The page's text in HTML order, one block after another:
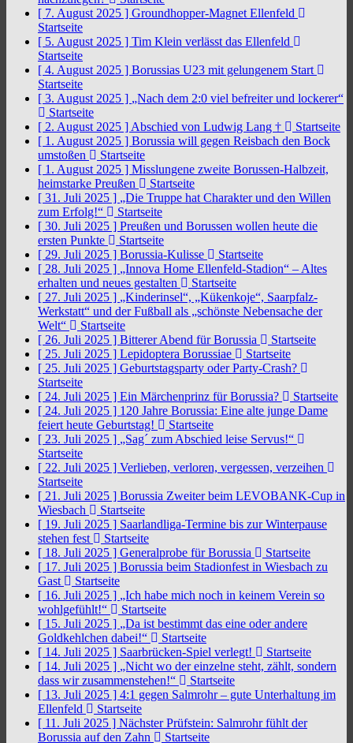
[ 7. August 2025 ] Groundhopper-Magnet Ellenfeld
Startseite
[ 5. August 2025 ] Tim Klein verlässt das Ellenfeld
Startseite
[ 4. August 2025 ] Borussias U23 mit gelungenem Start
Startseite
[ 3. August 2025 ] „Nach dem 2:0 viel befreiter und lockerer“
Startseite
[ 2. August 2025 ] Abschied von Ludwig Lang †
Startseite
[ 1. August 2025 ] Borussia will gegen Reisbach den Bock
umstoßen
Startseite
[ 1. August 2025 ] Misslungene zweite Borussen-Halbzeit,
heimstarke Preußen
Startseite
[ 31. Juli 2025 ] „Die Truppe hat Charakter und den Willen
zum Erfolg!“
Startseite
[ 30. Juli 2025 ] Preußen und Borussen wollen heute die
ersten Punkte
Startseite
[ 29. Juli 2025 ] Borussia-Kulisse
Startseite
[ 28. Juli 2025 ] „Innova Home Ellenfeld-Stadion“ – Altes
erhalten und neues gestalten
Startseite
[ 27. Juli 2025 ] „Kinderinsel“, „Kükenkoje“, Saarpfalz-
Werkstatt“ und der Fußball als „schönste Nebensache der
Welt“
Startseite
[ 26. Juli 2025 ] Bitterer Abend für Borussia
Startseite
[ 25. Juli 2025 ] Lepidoptera Borussiae
Startseite
[ 25. Juli 2025 ] Geburtstagsparty oder Party-Crash?
Startseite
[ 24. Juli 2025 ] Ein Märchenprinz für Borussia?
Startseite
[ 24. Juli 2025 ] 120 Jahre Borussia: Eine alte junge Dame
feiert heute Geburtstag!
Startseite
[ 23. Juli 2025 ] „Sag´ zum Abschied leise Servus!“
Startseite
[ 22. Juli 2025 ] Verlieben, verloren, vergessen, verzeihen
Startseite
[ 21. Juli 2025 ] Borussia Zweiter beim LEVOBANK-Cup in
Wiesbach
Startseite
[ 19. Juli 2025 ] Saarlandliga-Termine bis zur Winterpause
stehen fest
Startseite
[ 18. Juli 2025 ] Generalprobe für Borussia
Startseite
[ 17. Juli 2025 ] Borussia beim Stadionfest in Wiesbach zu
Gast
Startseite
[ 16. Juli 2025 ] „Ich habe mich noch in keinem Verein so
wohlgefühlt!“
Startseite
[ 15. Juli 2025 ] „Da ist bestimmt das eine oder andere
Goldkehlchen dabei!“
Startseite
[ 14. Juli 2025 ] Saarbrücken-Spiel verlegt!
Startseite
[ 14. Juli 2025 ] „Nicht wo der einzelne steht, zählt, sondern
dass wir zusammenstehen!“
Startseite
[ 13. Juli 2025 ] 4:1 gegen Salmrohr – gute Unterhaltung im
Ellenfeld
Startseite
[ 11. Juli 2025 ] Nächster Prüfstein: Salmrohr fühlt der
Borussia auf den Zahn
Startseite